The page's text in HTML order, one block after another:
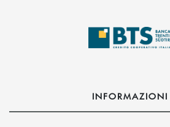
INFORMAZIONI